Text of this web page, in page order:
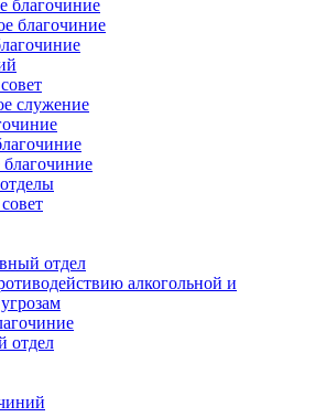
благочиние
благочиние
служение
отдел
алкогольной и
отдел